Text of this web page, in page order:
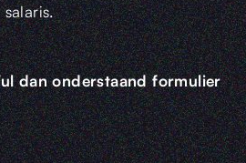
dan onderstaand formulier